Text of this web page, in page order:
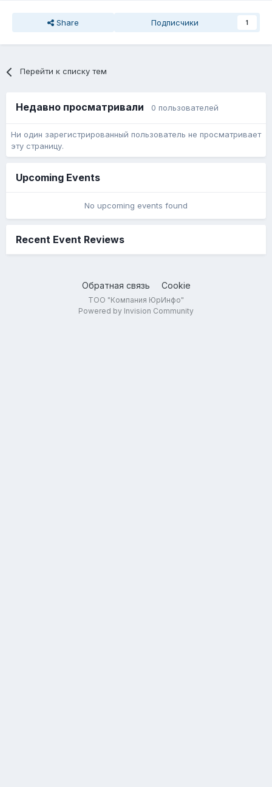
Share Подписчики 1
Перейти к списку тем
Недавно просматривали 0 пользователей
Ни один зарегистрированный пользователь не просматривает
эту страницу.
Upcoming Events
No upcoming events found
Recent Event Reviews
Обратная связь Cookie
ТОО "Компания ЮрИнфо"
Powered by Invision Community